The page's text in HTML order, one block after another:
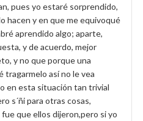
pues yo estaré sorprendido,
hacen y en que me equivoqué
aprendido algo; aparte,
y de acuerdo, mejor
y no que porque una
tragarmelo así no le vea
en esta situación tan trivial
s´ñi para otras cosas,
que ellos dijeron,pero si yo